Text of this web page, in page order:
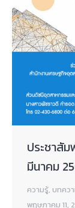
ประชาสั
มีนาคม
ความรู้, บทคว
พฤษภาคม 11,